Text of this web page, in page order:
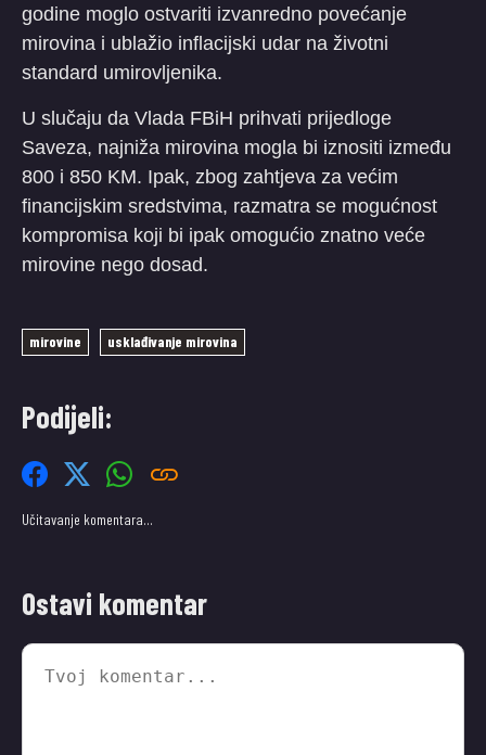
godine moglo ostvariti izvanredno povećanje
mirovina i ublažio inflacijski udar na životni
standard umirovljenika.
U slučaju da Vlada FBiH prihvati prijedloge
Saveza, najniža mirovina mogla bi iznositi između
800 i 850 KM. Ipak, zbog zahtjeva za većim
financijskim sredstvima, razmatra se mogućnost
kompromisa koji bi ipak omogućio znatno veće
mirovine nego dosad.
mirovine usklađivanje mirovina
Podijeli:
Učitavanje komentara…
Ostavi komentar